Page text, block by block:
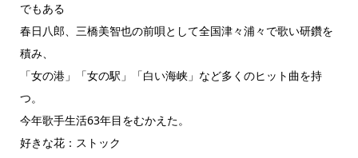
でもある
春日八郎、三橋美智也の前唄として全国津々浦々で歌い研鑽を
積み、
「女の港」「女の駅」「白い海峡」など多くのヒット曲を持
つ。
今年歌手生活63年目をむかえた。
好きな花：ストック